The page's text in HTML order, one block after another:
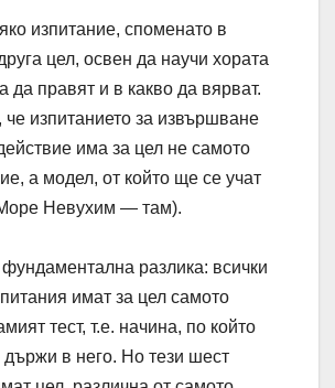
изпитание, споменато в
цел, освен да научи хората
да правят и в какво да вярват.
че изпитанието за извършване
има за цел не самото
а модел, от който ще се учат
Невухим — там).
разлика: всички
имат за цел самото
тест, т.е. начина, по който
държи в него. Но тези шест